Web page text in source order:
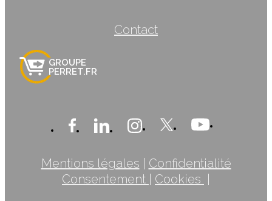
Contact
GROUPE
PERRET.FR
Mentions légales
Confidentialité
Consentement
Cookies